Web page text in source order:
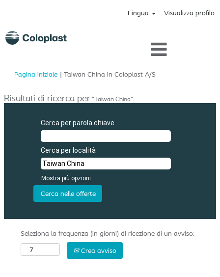
Lingua Visualizza profilo
Pagina iniziale | Taiwan China in Coloplast A/S(pagina
Risultati di ricerca per"Taiwan China".
Cerca per parola chiave
Cerca per località
Mostra più opzioni
Seleziona la frequenza (in giorni) di ricezione di un avviso:
Crea avviso